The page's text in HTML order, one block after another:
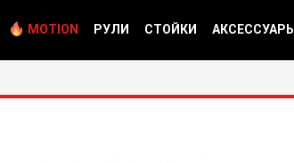
MOTION РУЛИ СТОЙКИ АКСЕССУАРЫ